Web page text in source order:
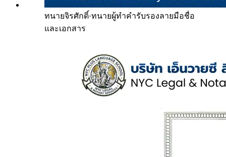
ทนายจิรศักดิ์·ทนายผู้ทำคำรับรองลายมือชื่อ
และเอกสาร